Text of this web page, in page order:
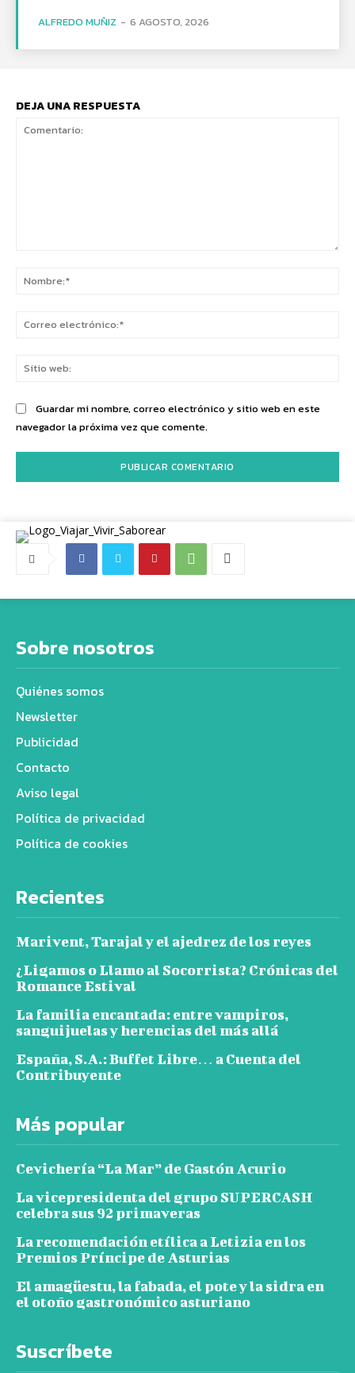
ALFREDO MUÑIZ - 6 AGOSTO, 2026
DEJA UNA RESPUESTA
Guardar mi nombre, correo electrónico y sitio web en este
navegador la próxima vez que comente.
Sobre nosotros
Quiénes somos
Newsletter
Publicidad
Contacto
Aviso legal
Política de privacidad
Política de cookies
Recientes
Marivent, Tarajal y el ajedrez de los reyes
¿Ligamos o Llamo al Socorrista? Crónicas del
Romance Estival
La familia encantada: entre vampiros,
sanguijuelas y herencias del más allá
España, S.A.: Buffet Libre… a Cuenta del
Contribuyente
Más popular
Cevichería “La Mar” de Gastón Acurio
La vicepresidenta del grupo SUPERCASH
celebra sus 92 primaveras
La recomendación etílica a Letizia en los
Premios Príncipe de Asturias
El amagüestu, la fabada, el pote y la sidra en
el otoño gastronómico asturiano
Suscríbete